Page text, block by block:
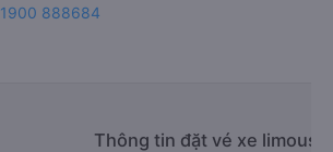
1900 888684
Thông tin đặt vé xe